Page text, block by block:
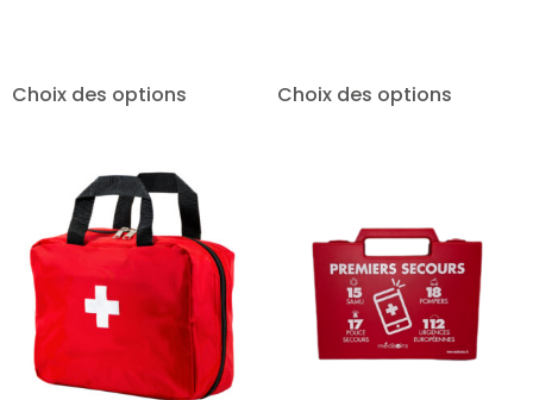
Choix des options Choix des options